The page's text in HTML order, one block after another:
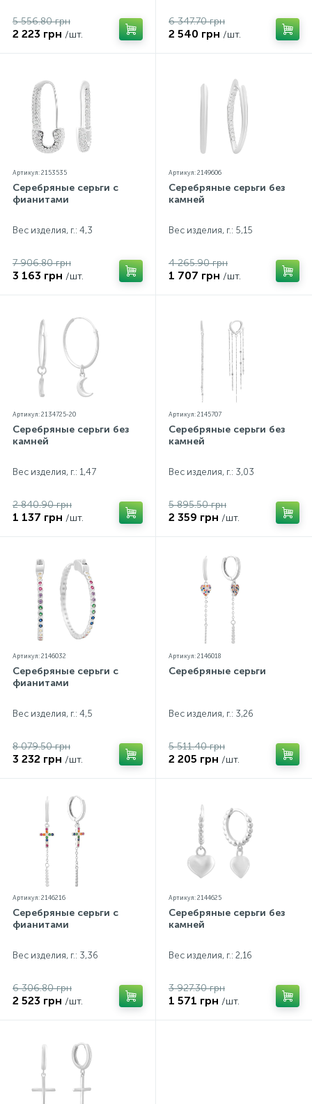
5 556.80 грн
2 223 грн /шт.
6 347.70 грн
2 540 грн /шт.
Артикул: 2153535
Серебряные серьги с
фианитами
Вес изделия, г.: 4,3
7 906.80 грн
3 163 грн /шт.
Артикул: 2149606
Серебряные серьги без
камней
Вес изделия, г.: 5,15
4 265.90 грн
1 707 грн /шт.
Артикул: 2134725-20
Серебряные серьги без
камней
Вес изделия, г.: 1,47
2 840.90 грн
1 137 грн /шт.
Артикул: 2145707
Серебряные серьги без
камней
Вес изделия, г.: 3,03
5 895.50 грн
2 359 грн /шт.
Артикул: 2146032
Серебряные серьги с
фианитами
Вес изделия, г.: 4,5
8 079.50 грн
3 232 грн /шт.
Артикул: 2146018
Серебряные серьги
Вес изделия, г.: 3,26
5 511.40 грн
2 205 грн /шт.
Артикул: 2146216
Серебряные серьги с
фианитами
Вес изделия, г.: 3,36
6 306.80 грн
2 523 грн /шт.
Артикул: 2144625
Серебряные серьги без
камней
Вес изделия, г.: 2,16
3 927.30 грн
1 571 грн /шт.